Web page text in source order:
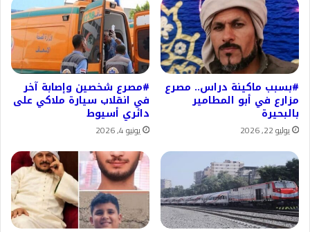
#بسبب ماكينة دراس.. مصرع
مزارع في أبو المطامير
بالبحيرة
يوليو 22, 2026
#مصرع شخصين وإصابة آخر
في انقلاب سيارة ملاكي على
دائري أسيوط
يونيو 4, 2026